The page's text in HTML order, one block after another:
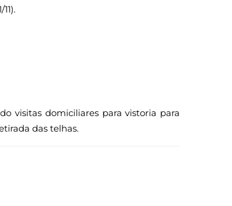
visitas domiciliares para vistoria para
das telhas.